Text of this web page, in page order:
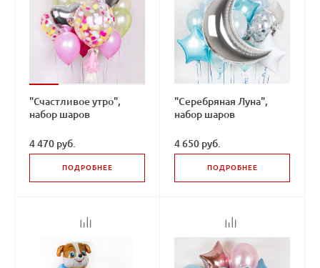
"Счастливое утро",
набор шаров
4 470 руб.
ПОДРОБНЕЕ
"Серебряная Луна",
набор шаров
4 650 руб.
ПОДРОБНЕЕ